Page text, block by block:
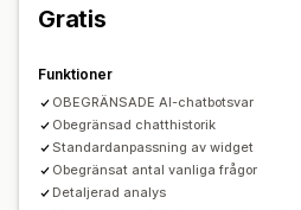
Anpassning
Chattfönster
Chattknappar
Taggning
Gratis
Funktioner
OBEGRÄNSADE AI-chatbotsvar
Obegränsad chatthistorik
Standardanpassning av widget
Obegränsat antal vanliga frågor
Detaljerad analys